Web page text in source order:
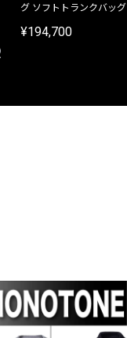
グ ソフトトランクバッグ
¥194,700